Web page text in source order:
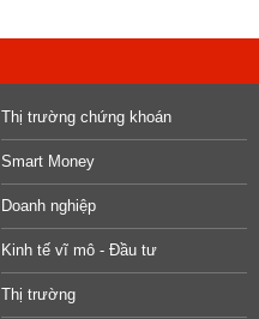
Thị trường chứng khoán
Smart Money
Doanh nghiệp
Kinh tế vĩ mô - Đầu tư
Thị trường